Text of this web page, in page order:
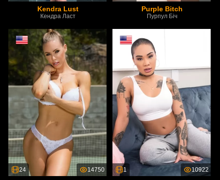
Kendra Lust
Кендра Ласт
Purple Bitch
Пурпул Біч
24 14750 1 10922